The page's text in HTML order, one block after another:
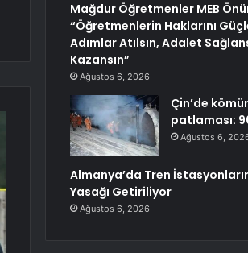
Mağdur Öğretmenler MEB
“Öğretmenlerin Haklarını
Adımlar Atılsın, Adalet
Kazansın”
Ağustos 6, 2026
Çin’de
patlaması:
Ağustos 6,
Almanya’da Tren
Yasağı Getiriliyor
Ağustos 6, 2026